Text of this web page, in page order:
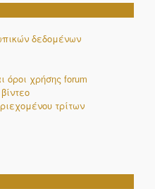
δεδομένων
όροι χρήσης forum
τρίτων